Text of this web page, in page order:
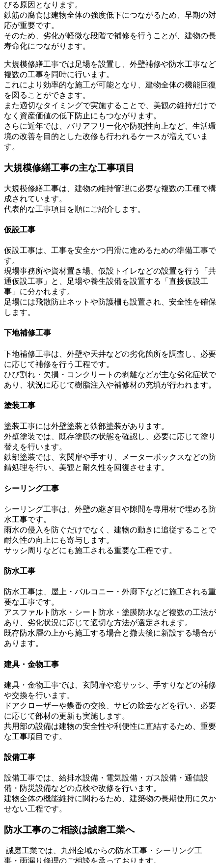
びる原因となります。
鉄筋の腐食は建物全体の強度低下につながるため、早期の対
応が重要です。
そのため、劣化が軽微な段階で補修を行うことが、建物の長
寿命化につながります。
大規模修繕工事では足場を設置し、外壁補修や防水工事など
複数の工事を同時に行います。
これにより効率的な施工が可能となり、建物全体の機能回復
を図ることができます。
また適切なタイミングで実施することで、美観の維持だけで
なく資産価値の低下防止にもつながります。
さらに近年では、バリアフリー化や防犯性向上など、生活環
境の改善を目的とした改修も行われるケースが増えていま
す。
大規模修繕工事の主な工事項目
大規模修繕工事は、建物の維持管理に必要な複数の工種で構
成されています。
代表的な工事項目を順にご紹介します。
仮設工事
仮設工事は、工事を安全かつ円滑に進めるための準備工事で
す。
現場事務所や資材置き場、仮設トイレなどの設置を行う「共
通仮設工事」と、足場や養生設備を設置する「直接仮設工
事」に分かれます。
足場には飛散防止ネットや防護柵も設置され、安全性を確保
します。
下地補修工事
下地補修工事は、外壁や天井などの劣化箇所を調査し、必要
に応じて補修を行う工程です。
ひび割れ・欠損・コンクリートの剥離などが主な劣化症状で
あり、状況に応じて樹脂注入や補修材の充填が行われます。
塗装工事
塗装工事には外壁塗装と鉄部塗装があります。
外壁塗装では、既存塗膜の状態を確認し、必要に応じて塗り
替えを行います。
鉄部塗装では、玄関扉や手すり、メーターボックスなどの防
錆処理を行い、美観と耐久性を回復させます。
シーリング工事
シーリング工事は、外壁の継ぎ目や隙間を専用材で埋める防
水工事です。
雨水の侵入を防ぐだけでなく、建物の動きに追従することで
耐久性の向上にも寄与します。
サッシ周りなどにも施工される重要な工程です。
防水工事
防水工事は、屋上・バルコニー・外廊下などに施工される重
要な工事です。
アスファルト防水・シート防水・塗膜防水など複数の工法が
あり、劣化状況に応じて適切な方法が選定されます。
既存防水層の上から施工する場合と撤去後に新設する場合が
あります。
建具・金物工事
建具・金物工事では、玄関扉や窓サッシ、手すりなどの補修
や交換を行います。
ドアクローザーや蝶番の交換、サビの除去などを行い、必要
に応じて部材の更新も実施します。
共用部の設備は建物の安全性や利便性に直結するため、重要
な工事項目です。
設備工事
設備工事では、給排水設備・電気設備・ガス設備・通信設
備・防災設備などの点検や改修を行います。
建物全体の機能維持に関わるため、建築物の長期使用に欠か
せない工程です。
防水工事のご相談は誠磨工業へ
誠磨工業では、九州全域からの防水工事・シーリング工
事・雨漏り修理のご相談を承っております。